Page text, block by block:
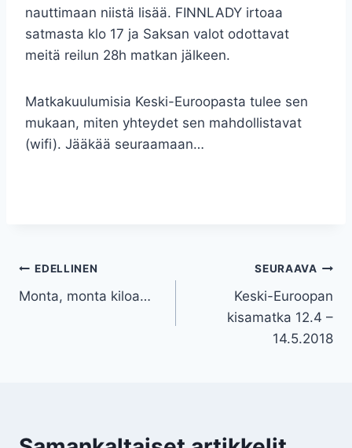
nauttimaan niistä lisää. FINNLADY irtoaa
satmasta klo 17 ja Saksan valot odottavat
meitä reilun 28h matkan jälkeen.
Matkakuulumisia Keski-Euroopasta tulee sen
mukaan, miten yhteydet sen mahdollistavat
(wifi). Jääkää seuraamaan…
Artikkelien
selaus
EDELLINEN
Monta, monta kiloa…
SEURAAVA
Keski-Euroopan
kisamatka 12.4 –
14.5.2018